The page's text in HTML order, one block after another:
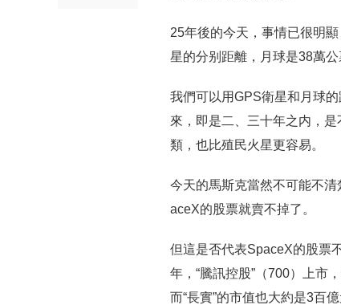
25年後的今天，事情已很明
星的分别距離，月球是38萬
我們可以用GPS衛星和月球
來，即是二、三十年之内，
類，也比殖民火星更容易。
今天的馬斯克當然不可能不
aceX的股票就賣不掉了。
但這是否代表SpaceX的股票
年，“騰訊控股”（700）上市
而“長實”的市值也大約是3百億